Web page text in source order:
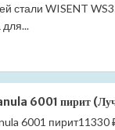
стали WISENT
6001 пирит
6001 пирит11330